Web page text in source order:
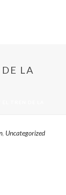
LA
, Uncategorized